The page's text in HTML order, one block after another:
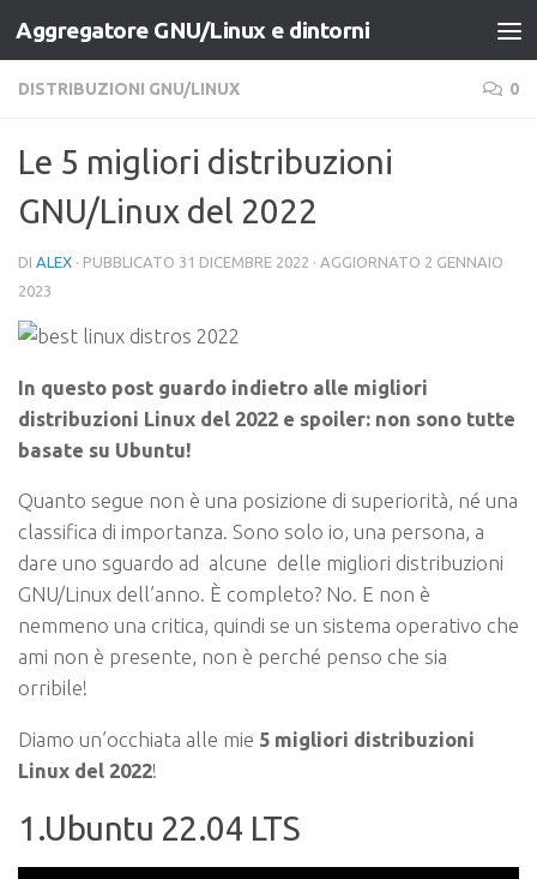
Salta al contenuto
Aggregatore GNU/Linux e dintorni
DISTRIBUZIONI GNU/LINUX 0
Le 5 migliori distribuzioni
GNU/Linux del 2022
DI ALEX · PUBBLICATO 31 DICEMBRE 2022 · AGGIORNATO 2 GENNAIO
2023
In questo post guardo indietro alle migliori
distribuzioni Linux del 2022 e spoiler: non sono tutte
basate su Ubuntu!
Quanto segue non è una posizione di superiorità, né una
classifica di importanza. Sono solo io, una persona, a
dare uno sguardo ad alcune delle migliori distribuzioni
GNU/Linux dell’anno. È completo? No. E non è
nemmeno una critica, quindi se un sistema operativo che
ami non è presente, non è perché penso che sia
orribile!
Diamo un’occhiata alle mie 5 migliori distribuzioni
Linux del 2022!
1.Ubuntu 22.04 LTS